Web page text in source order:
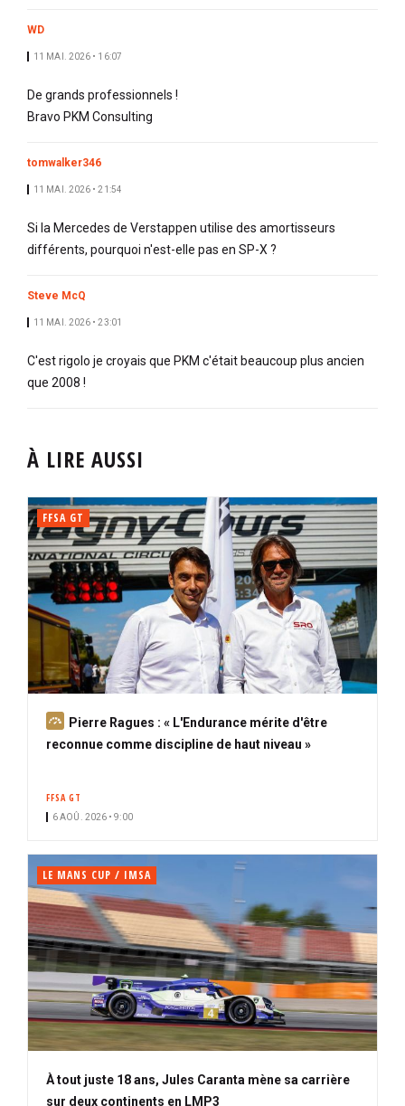
WD
11 MAI. 2026 • 16:07
De grands professionnels !
Bravo PKM Consulting
tomwalker346
11 MAI. 2026 • 21:54
Si la Mercedes de Verstappen utilise des amortisseurs
différents, pourquoi n'est-elle pas en SP-X ?
Steve McQ
11 MAI. 2026 • 23:01
C'est rigolo je croyais que PKM c'était beaucoup plus ancien
que 2008 !
À LIRE AUSSI
FFSA GT
A
b
Pierre Ragues : « L'Endurance mérite d'être
reconnue comme discipline de haut niveau »
FFSA GT
6 AOÛ. 2026 • 9:00
LE MANS CUP / IMSA
À tout juste 18 ans, Jules Caranta mène sa carrière
sur deux continents en LMP3